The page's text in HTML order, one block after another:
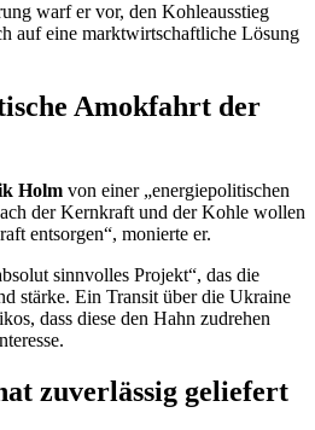
warf er vor, den Kohleausstieg
auf eine marktwirtschaftliche Lösung
Amokfahrt der
Holm von einer „energiepolitischen
der Kernkraft und der Kohle wollen
entsorgen“, monierte er.
sinnvolles Projekt“, das die
stärke. Ein Transit über die Ukraine
dass diese den Hahn zudrehen
zuverlässig geliefert